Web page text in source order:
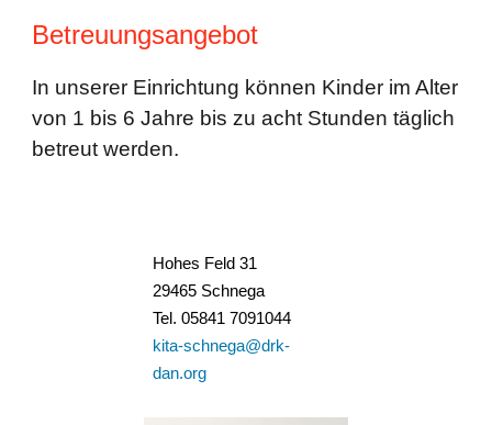
Betreuungsangebot
In unserer Einrichtung können Kinder im Alter
von 1 bis 6 Jahre bis zu acht Stunden täglich
betreut werden.
Hohes Feld 31
29465 Schnega
Tel. 05841 7091044
kita-schnega@drk-
dan.org